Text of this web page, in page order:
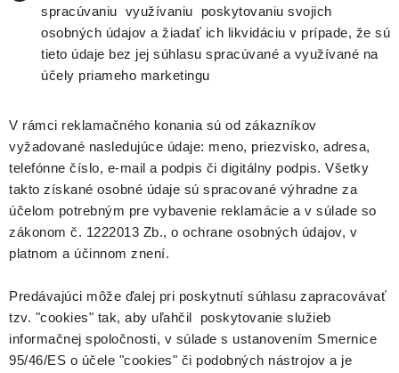
spracúvaniu ­ využívaniu ­ poskytovaniu svojich
osobných údajov a žiadať ich likvidáciu v prípade, že sú
tieto údaje bez jej súhlasu spracúvané a využívané na
účely priameho marketingu
V rámci reklamačného konania sú od zákazníkov
vyžadované nasledujúce údaje: meno, priezvisko, adresa,
telefónne číslo, e-mail a podpis či digitálny podpis. Všetky
takto získané osobné údaje sú spracované výhradne za
účelom potrebným pre vybavenie reklamácie a v súlade so
zákonom č. 1222013 Zb., o ochrane osobných údajov, v
platnom a účinnom znení.
Predávajúci môže ďalej pri poskytnutí súhlasu zapracovávať
tzv. "cookies" tak, aby uľahčil poskytovanie služieb
informačnej spoločnosti, v súlade s ustanovením Smernice
95/46/ES o účele "cookies" či podobných nástrojov a je